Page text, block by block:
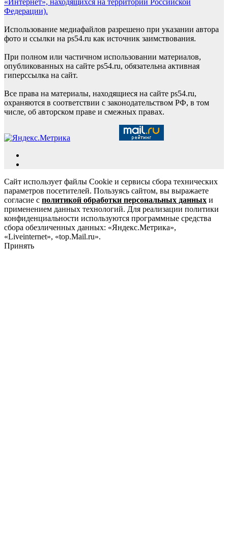
«Интернет», находящихся на территории Российской
Федерации).
Использование медиафайлов разрешено при указании автора
фото и ссылки на ps54.ru как источник заимствования.
При полном или частичном использовании материалов,
опубликованных на сайте ps54.ru, обязательна активная
гиперссылка на сайт.
Все права на материалы, находящиеся на сайте ps54.ru,
охраняются в соответствии с законодательством РФ, в том
числе, об авторском праве и смежных правах.
Сайт использует файлы Cookie и сервисы сбора технических
параметров посетителей. Пользуясь сайтом, вы выражаете
согласие с политикой обработки персональных данных и
применением данных технологий. Для реализации политики
конфиденциальности используются программные средства
сбора обезличенных данных: «Яндекс.Метрика»,
«Liveinternet», «top.Mail.ru».
Принять